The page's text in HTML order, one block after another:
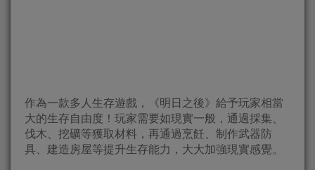
作為一款多人生存遊戲，《明日之後》給予玩家相當
大的生存自由度！玩家需要如現實一般，通過採集、
伐木、挖礦等獲取材料，再通過烹飪、制作武器防
具、建造房屋等提升生存能力，大大加強現實感覺。